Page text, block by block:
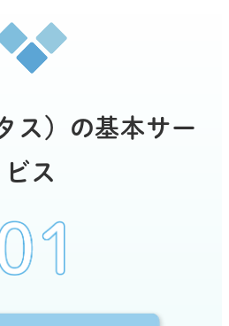
ス）の基本サー
ビス